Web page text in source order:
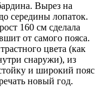
Вырез на
середины лопаток.
160 см сделала
от самого пояса.
цвета (как
снаружи), из
и широкий пояс
новый год.